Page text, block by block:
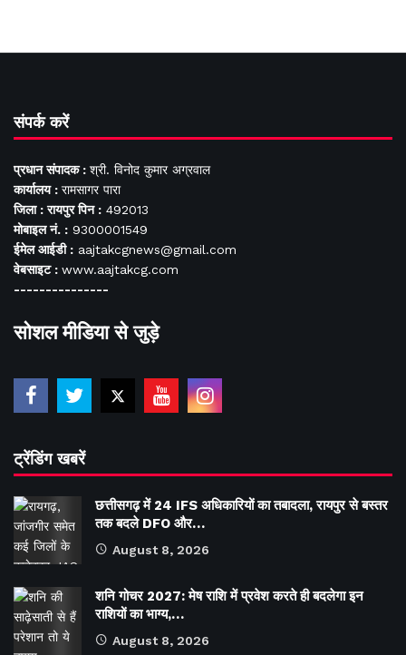
संपर्क करें
प्रधान संपादक : श्री. विनोद कुमार अग्रवाल
कार्यालय : रामसागर पारा
जिला : रायपुर पिन : 492013
मोबाइल नं. : 9300001549
ईमेल आईडी : aajtakcgnews@gmail.com
वेबसाइट : www.aajtakcg.com
---------------
सोशल मीडिया से जुड़े
ट्रेंडिंग खबरें
छत्तीसगढ़ में 24 IFS अधिकारियों का तबादला, रायपुर से बस्तर
तक बदले DFO और…
August 8, 2026
शनि गोचर 2027: मेष राशि में प्रवेश करते ही बदलेगा इन
राशियों का भाग्य,…
August 8, 2026